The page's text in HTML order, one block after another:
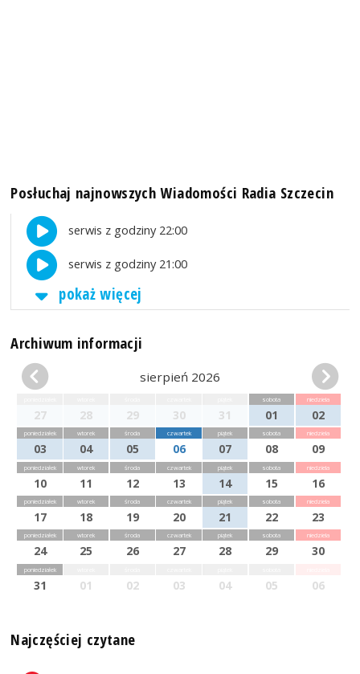
Posłuchaj najnowszych Wiadomości Radia Szczecin
serwis z godziny 22:00
serwis z godziny 21:00
pokaż więcej
Archiwum informacji
sierpień 2026
27 28 29 30 31
sobota
01
niedziela
02
poniedziałek
03
wtorek
04
środa
05
czwartek
06
piątek
07
sobota
08
niedziela
09
poniedziałek
10
wtorek
11
środa
12
czwartek
13
piątek
14
sobota
15
niedziela
16
poniedziałek
17
wtorek
18
środa
19
czwartek
20
piątek
21
sobota
22
niedziela
23
poniedziałek
24
wtorek
25
środa
26
czwartek
27
piątek
28
sobota
29
niedziela
30
poniedziałek
31 01 02 03 04 05 06
Najczęściej czytane